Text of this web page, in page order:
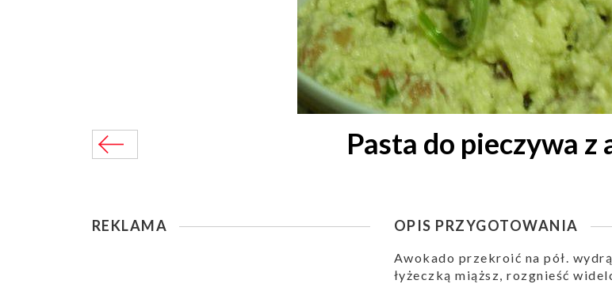
Pasta do pieczywa z
REKLAMA OPIS PRZYGOTOWANIA
Awokado przekroić na pół.
łyżeczką miąższ, rozgnieść